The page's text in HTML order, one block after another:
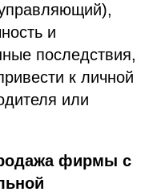
и
последствия,
к личной
или
фирмы с